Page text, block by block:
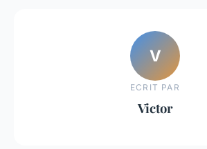
V
ECRIT PAR
Victor